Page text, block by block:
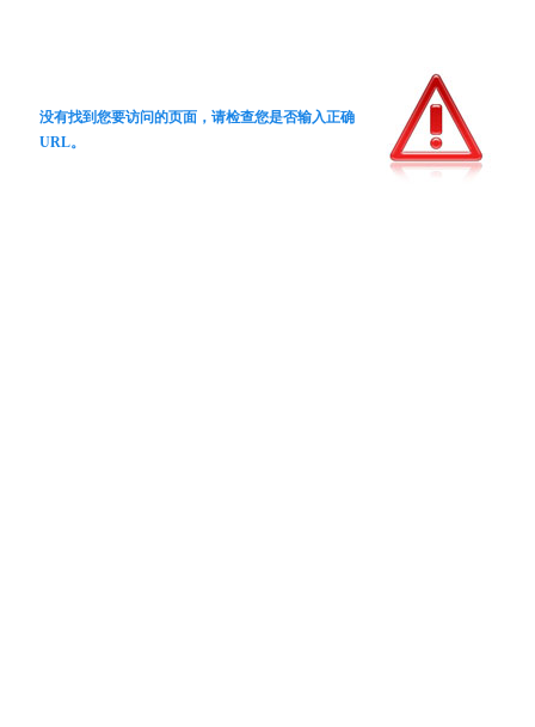
没有找到您要访问的页面，请检查您是否输入正确
URL。